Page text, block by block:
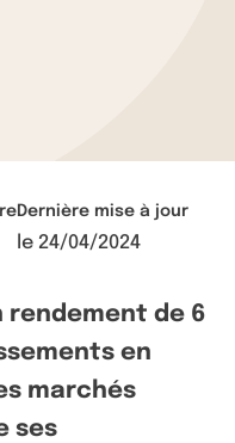
Dernière mise à jour
le 24/04/2024
rendement de 6
en
marchés
ses